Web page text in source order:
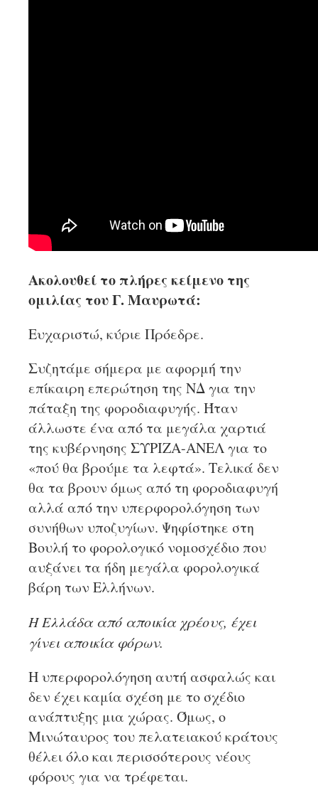
Ακολουθεί το πλήρες κείμενο της
ομιλίας του Γ. Μαυρωτά:
Ευχαριστώ, κύριε Πρόεδρε.
Συζητάμε σήμερα με αφορμή την
επίκαιρη επερώτηση της ΝΔ για την
πάταξη της φοροδιαφυγής. Ήταν
άλλωστε ένα από τα μεγάλα χαρτιά
της κυβέρνησης ΣΥΡΙΖΑ-ΑΝΕΛ για το
«πού θα βρούμε τα λεφτά». Τελικά δεν
θα τα βρουν όμως από τη φοροδιαφυγή
αλλά από την υπερφορολόγηση των
συνήθων υποζυγίων. Ψηφίστηκε στη
Βουλή το φορολογικό νομοσχέδιο που
αυξάνει τα ήδη μεγάλα φορολογικά
βάρη των Ελλήνων.
Η Ελλάδα από αποικία χρέους, έχει
γίνει αποικία φόρων.
Η υπερφορολόγηση αυτή ασφαλώς και
δεν έχει καμία σχέση με το σχέδιο
ανάπτυξης μια χώρας. Όμως, ο
Μινώταυρος του πελατειακού κράτους
θέλει όλο και περισσότερους νέους
φόρους για να τρέφεται.